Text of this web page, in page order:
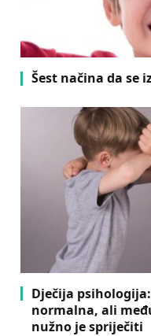
Šest načina da se
Dječija
normalna, ali
nužno je spriječiti